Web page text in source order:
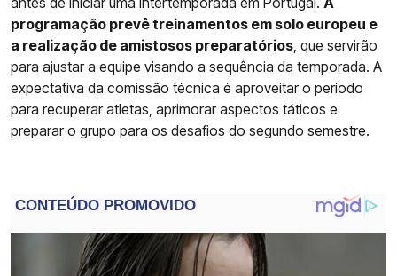
programação prevê treinamentos em solo europeu e
a realização de amistosos preparatórios , que servirão
para ajustar a equipe visando a sequência da temporada. A
expectativa da comissão técnica é aproveitar o período
para recuperar atletas, aprimorar aspectos táticos e
preparar o grupo para os desafios do segundo semestre.